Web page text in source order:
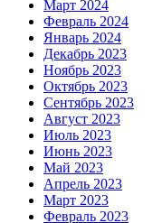
Март 2024
Февраль 2024
Январь 2024
Декабрь 2023
Ноябрь 2023
Октябрь 2023
Сентябрь 2023
Август 2023
Июль 2023
Июнь 2023
Май 2023
Апрель 2023
Март 2023
Февраль 2023